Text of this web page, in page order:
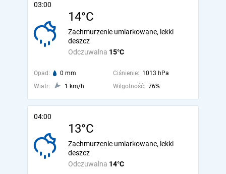
03:00
14°C
Odczuwalna 15°C
Zachmurzenie umiarkowane, lekki
deszcz
Opad: 0 mm Ciśnienie: 1013 hPa
Wiatr:
1 km/h Wilgotność: 76%
04:00
13°C
Odczuwalna 14°C
Zachmurzenie umiarkowane, lekki
deszcz